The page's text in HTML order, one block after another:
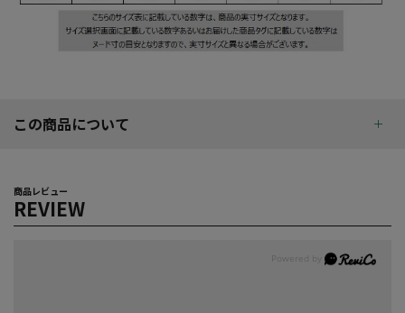
この商品について
商品レビュー
REVIEW